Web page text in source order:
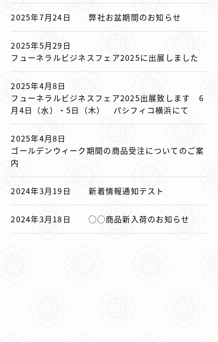
2025年7月24日 弊社お盆期間のお知らせ
2025年5月29日
フューネラルビジネスフェア2025に出展しました
2025年4月8日
フューネラルビジネスフェア2025出展致します 6
月4日（水）・5日（木） パシフィコ横浜にて
2025年4月8日
ゴールデンウィーク期間の商品受注についてのご案
内
2024年3月19日 新着情報通知テスト
2024年3月18日 ◯◯商品新入荷のお知らせ